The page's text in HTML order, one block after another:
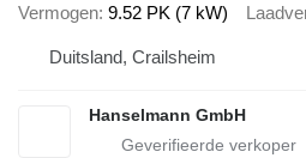
Vermogen 9.52 PK (7 kW)
Duitsland, Crailsheim
Hanselmann GmbH